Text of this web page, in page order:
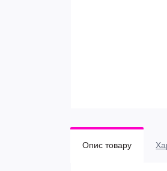
Опис товару